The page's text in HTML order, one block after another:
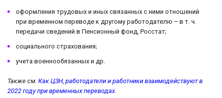
оформления трудовых и иных связанных с ними отношений
при временном переводе к другому работодателю – в т. ч.
передачи сведений в Пенсионный фонд, Росстат;
социального страхования;
учета военнообязанных и др.
Также см. Как ЦЗН, работодатели и работники взаимодействуют в
2022 году при временных переводах